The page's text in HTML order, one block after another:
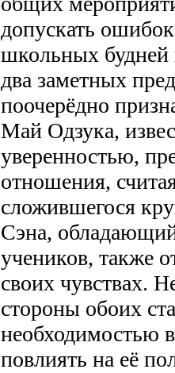
допускать
школьных будней
два заметных
поочерёдно
Май Одзука,
уверенностью,
отношения,
сложившегося
Сэна,
учеников, также
своих чувствах.
стороны обоих
необходимостью
повлиять на её